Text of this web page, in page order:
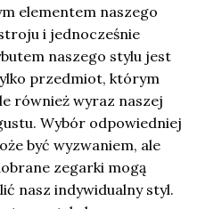
elementem naszego
i jednocześnie
naszego stylu jest
przedmiot, którym
również wyraz naszej
Wybór odpowiedniej
być wyzwaniem, ale
zegarki mogą
nasz indywidualny styl.